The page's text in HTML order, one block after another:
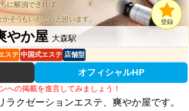
やか屋 大森駅
登録
ステ 中国式エステ 店舗型
オフィシャルHP
への掲載を進言してみましょう！
クゼーションエステ、爽やか屋です。